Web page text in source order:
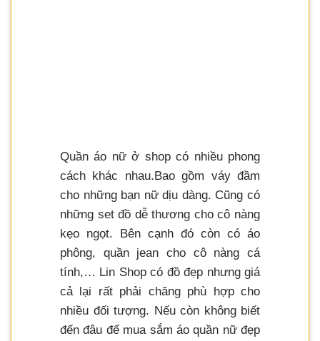
Quần áo nữ ở shop có nhiều phong
cách khác nhau.Bao gồm váy đầm
cho những bạn nữ dịu dàng. Cũng có
những set đồ dễ thương cho cô nàng
kẹo ngọt. Bên cạnh đó còn có áo
phông, quần jean cho cô nàng cá
tính,… Lin Shop có đồ đẹp nhưng giá
cả lại rất phải chăng phù hợp cho
nhiều đối tượng. Nếu còn không biết
đến đâu để mua sắm áo quần nữ đẹp